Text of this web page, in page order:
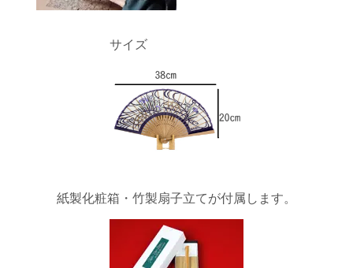
サイズ
紙製化粧箱・竹製扇子立てが付属します。